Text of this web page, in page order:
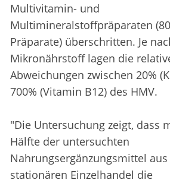
Multivitamin- und
Multimineralstoffpräparaten
Präparate) überschritten. Je
Mikronährstoff lagen die
Abweichungen zwischen 20%
700% (Vitamin B12) des HMV.
"Die Untersuchung zeigt, dass
Hälfte der untersuchten
Nahrungsergänzungsmittel
stationären Einzelhandel die